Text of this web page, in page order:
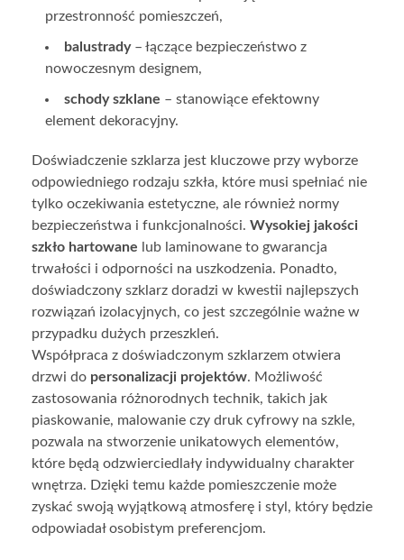
przestronność pomieszczeń,
balustrady– łączące bezpieczeństwo z
nowoczesnym designem,
schody szklane – stanowiące efektowny
element dekoracyjny.
Doświadczenie szklarza jest kluczowe przy wyborze
odpowiedniego rodzaju szkła, które musi spełniać nie
tylko oczekiwania estetyczne, ale również normy
bezpieczeństwa i funkcjonalności. Wysokiej jakości
szkło hartowane lub laminowane to gwarancja
trwałości i odporności na uszkodzenia. Ponadto,
doświadczony szklarz doradzi w kwestii najlepszych
rozwiązań izolacyjnych, co jest szczególnie ważne w
przypadku dużych przeszkleń.
Współpraca z doświadczonym szklarzem otwiera
drzwi do personalizacji projektów. Możliwość
zastosowania różnorodnych technik, takich jak
piaskowanie, malowanie czy druk cyfrowy na szkle,
pozwala na stworzenie unikatowych elementów,
które będą odzwierciedlały indywidualny charakter
wnętrza. Dzięki temu każde pomieszczenie może
zyskać swoją wyjątkową atmosferę i styl, który będzie
odpowiadał osobistym preferencjom.